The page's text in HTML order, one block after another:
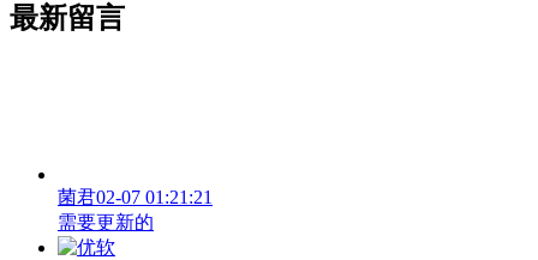
最新留言
菌君02-07 01:21:21
需要更新的